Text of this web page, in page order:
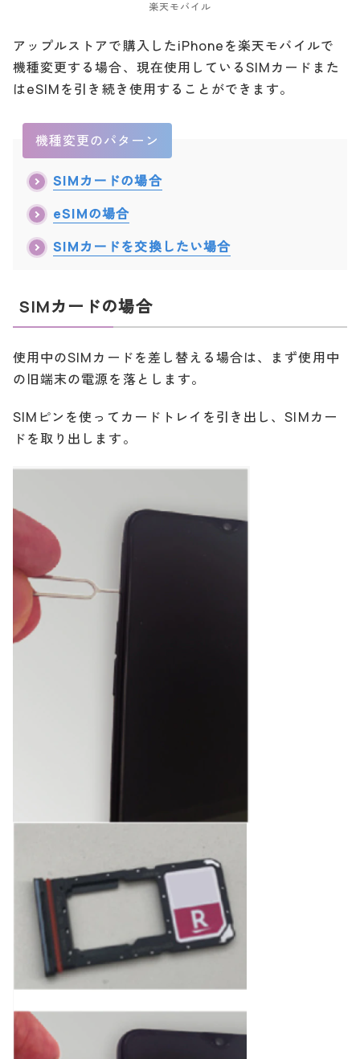
楽天モバイル
アップルストアで購入したiPhoneを楽天モバイルで
機種変更する場合、現在使用しているSIMカードまた
はeSIMを引き続き使用することができます。
機種変更のパターン
SIMカードの場合
eSIMの場合
SIMカードを交換したい場合
SIMカードの場合
使用中のSIMカードを差し替える場合は、まず使用中
の旧端末の電源を落とします。
SIMピンを使ってカードトレイを引き出し、SIMカー
ドを取り出します。